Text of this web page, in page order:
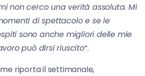
non cerco una verità assoluta. Mi
di spettacolo e se le
sono anche migliori delle mie
può dirsi riuscito“.
riporta il settimanale,